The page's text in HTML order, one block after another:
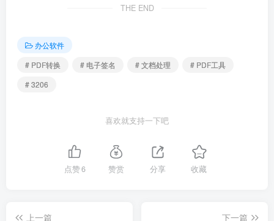
THE END
办公软件
# PDF转换
# 电子签名 # 文档处理
# PDF工具
# 3206
喜欢就支持一下吧
点赞6 赞赏 分享 收藏
上一篇
下一篇